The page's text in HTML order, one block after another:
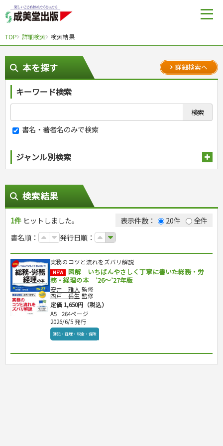
TOP 詳細検索 検索結果
本を探す 詳細検索へ
キーワード検索
書名・著者名のみで検索
ジャンル別検索
スポーツ
スポーツルール
ゴルフ
トレーニング
ジュニアスポーツ
その他スポーツ
自然・アウトドア・ペット
犬・猫
ペット・飼育
園芸・野菜づくり
雑学
ナンプレ
囲碁・将棋・麻雀
ゲーム・マジック
家相・風水・占い
カルチャー・芸術・趣味
鉄道・車・自転車
音楽・楽器
趣味・鑑賞・カメラ
絵画・デッサン
俳句・詩・ことば
辞典・語学
辞典
語学・旅行会話
運転免許
原付・二輪
普通免許
その他免許
生活・暮らし
料理
料理・レシピ
おもてなし・ごちそう料理
各国料理
お弁当
健康メニュー・ダイエット
調理器具クッキング
お菓子・ケーキ・パン
飲み物・お酒
手芸・クラフト
編み物
ソーイング
クラフト
住まい・インテリア・暮らし
インテリア・ハウジング
収納・掃除・暮らし
美容・ファッション
ダイエット・エクササイズ
メイク・ネイル・ヘア
着物・着つけ
冠婚葬祭・手紙・ペン字
冠婚葬祭・スピーチ・マナー
手紙・ペン字
妊娠・出産・育児
妊娠・出産・育児
離乳食・幼児食・こどもレシピ
健康と保育
家庭医学・健康
ツボ・マッサージ
健康知識
栄養事典
生活習慣病
看護・介護
介護一般
パネルシアター
指導マニュアル
児童一般
おりがみ・あやとり
なぞなぞ・ゲーム
占い・心理ゲーム
のりもの・ずかん
読み物・絵本
音と光のでる絵本
学参・ドリル
夏休みドリル
総復習ドリル
学習・地図
自由研究・読書感想文
えんぴつちょう
就職活動
就職活動
就職試験
公務員試験
資格試験
検定試験・資格試験
英語検定・TOEIC
漢字検定・数学検定
簿記検定
看護・薬学
ケアマネジャー
保育士
司法書士・社労士
ビジネス
経営・経済・法律
マネー・株・資産
ビジネス・法律
簿記・経理・税金・保険
その他ビジネス
自己啓発
自己啓発
ビジネス読み物
旅行・歴史
国内・海外旅行
国外旅行
国内旅行
地理・歴史
地理・地図
文庫
成美文庫
その他文庫
検索結果
1件 ヒットしました。 表示件数： 20件
全件
書名順：
発行日順：
実務のコツと流れをズバリ解説
NEW
図解 いちばんやさしく丁寧に書いた総務・労
務・経理の本 ’26～’27年版
安井 雅人 監修
四戸 岳生 監修
定価 1,650円（税込）
A5
264ページ
2026/6/5 発行
簿記・経理・税金・保険